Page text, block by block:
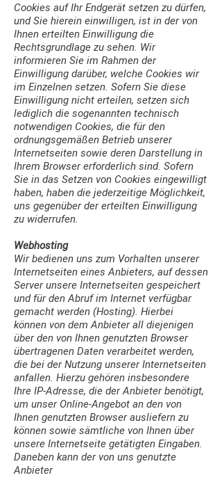
Cookies auf Ihr Endgerät setzen zu dürfen,
und Sie hierein einwilligen, ist in der von
Ihnen erteilten Einwilligung die
Rechtsgrundlage zu sehen. Wir
informieren Sie im Rahmen der
Einwilligung darüber, welche Cookies wir
im Einzelnen setzen. Sofern Sie diese
Einwilligung nicht erteilen, setzen sich
lediglich die sogenannten technisch
notwendigen Cookies, die für den
ordnungsgemäßen Betrieb unserer
Internetseiten sowie deren Darstellung in
Ihrem Browser erforderlich sind. Sofern
Sie in das Setzen von Cookies eingewilligt
haben, haben die jederzeitige Möglichkeit,
uns gegenüber der erteilten Einwilligung
zu widerrufen.
Webhosting
Wir bedienen uns zum Vorhalten unserer
Internetseiten eines Anbieters, auf dessen
Server unsere Internetseiten gespeichert
und für den Abruf im Internet verfügbar
gemacht werden (Hosting). Hierbei
können von dem Anbieter all diejenigen
über den von Ihnen genutzten Browser
übertragenen Daten verarbeitet werden,
die bei der Nutzung unserer Internetseiten
anfallen. Hierzu gehören insbesondere
Ihre IP-Adresse, die der Anbieter benötigt,
um unser Online-Angebot an den von
Ihnen genutzten Browser ausliefern zu
können sowie sämtliche von Ihnen über
unsere Internetseite getätigten Eingaben.
Daneben kann der von uns genutzte
Anbieter